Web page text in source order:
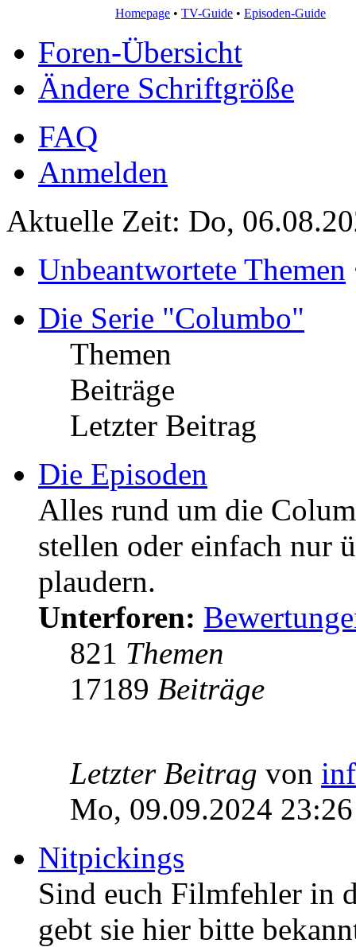
Homepage • TV-Guide • Episoden-Guide
Foren-Übersicht
Ändere Schriftgröße
FAQ
Anmelden
Aktuelle Zeit: Do,
Unbeantwortete Themen
Die Serie "Columbo"
Themen
Beiträge
Letzter Beitrag
Die Episoden
Alles rund um die
stellen oder einfach nur
plaudern.
Unterforen:
821 Themen
17189 Beiträge
Letzter Beitrag von
Mo, 09.09.2024 23:26
Nitpickings
Sind euch Filmfehler in
gebt sie hier bitte